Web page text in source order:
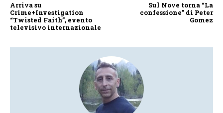
Arriva su
Crime+Investigation
“Twisted Faith”, evento
televisivo internazionale
Sul Nove torna “La
confessione” di Peter
Gomez